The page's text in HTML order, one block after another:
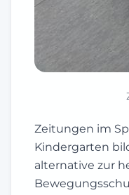
Zeitungen im
Kindergarten
alternative zur